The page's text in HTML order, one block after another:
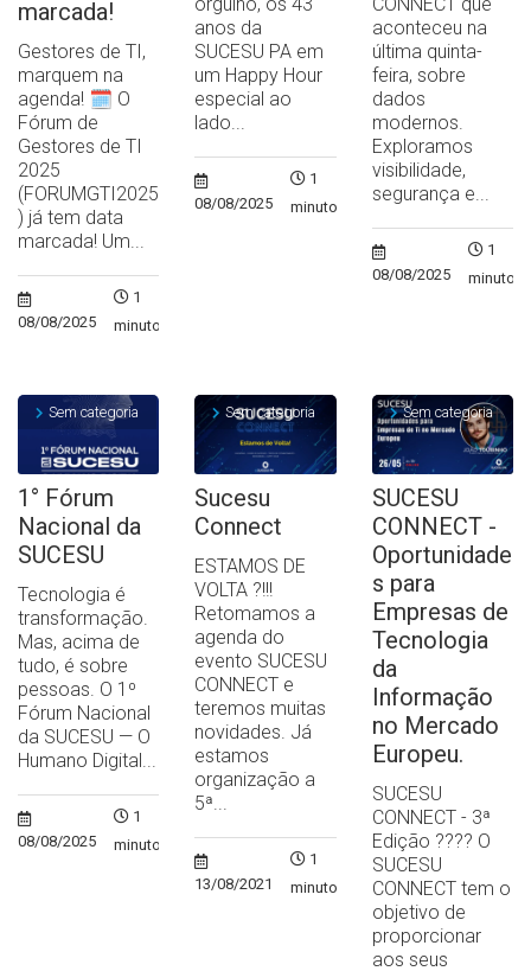
marcada!
Gestores de TI,
marquem na
agenda! 🗓️ O
Fórum de
Gestores de TI
2025
(FORUMGTI2025
) já tem data
marcada! Um...
08/08/2025
1
minuto
anos da
SUCESU PA em
um Happy Hour
especial ao
lado...
08/08/2025
1
minuto
aconteceu na
última quinta-
feira, sobre
dados
modernos.
Exploramos
visibilidade,
segurança e...
08/08/2025
1
minuto
Sem categoria
1° Fórum
Nacional da
SUCESU
Tecnologia é
transformação.
Mas, acima de
tudo, é sobre
pessoas. O 1º
Fórum Nacional
da SUCESU — O
Humano Digital...
08/08/2025
1
minuto
Sem categoria
Sucesu
Connect
ESTAMOS DE
VOLTA ?!!!
Retomamos a
agenda do
evento SUCESU
CONNECT e
teremos muitas
novidades. Já
estamos
organização a
5ª...
13/08/2021
1
minuto
Sem categoria
SUCESU
CONNECT -
Oportunidade
s para
Empresas de
Tecnologia
da
Informação
no Mercado
Europeu.
SUCESU
CONNECT - 3ª
Edição ?‍??‍? O
SUCESU
CONNECT tem o
objetivo de
proporcionar
aos seus